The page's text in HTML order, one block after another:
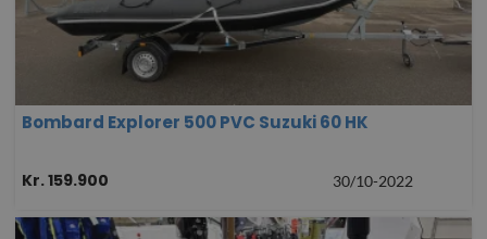
Bombard Explorer 500 PVC Suzuki 60 HK
Kr. 159.900 30/10-2022